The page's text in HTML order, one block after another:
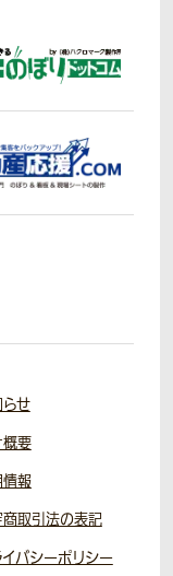
せ
要
報
取引法の表記
バシーポリシー